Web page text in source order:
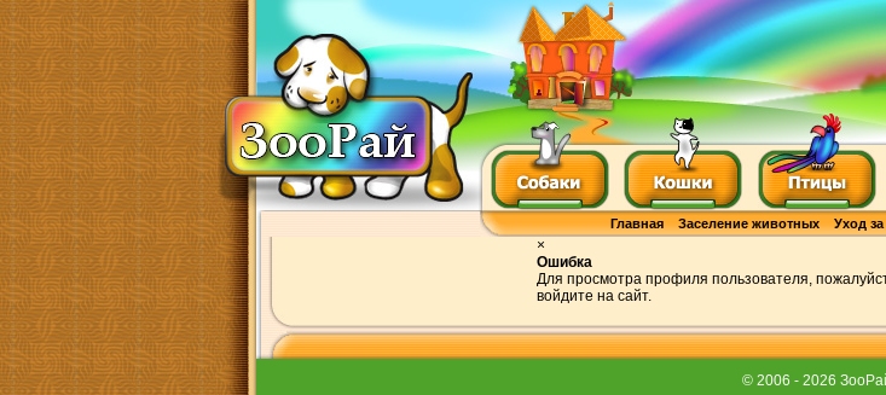
Главная Заселение животных Уход
×
Ошибка
Для просмотра профиля пользователя,
войдите на сайт.
© 2006 - 2026